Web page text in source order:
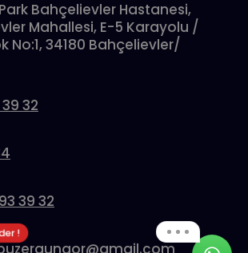
Bahçelievler Hastanesi,
Mahallesi, E-5 Karayolu /
No:1, 34180 Bahçelievler/
32
39 32
!